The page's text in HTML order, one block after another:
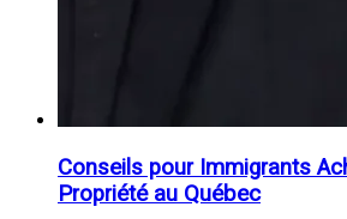
Conseils pour Immigrants
Propriété au Québec